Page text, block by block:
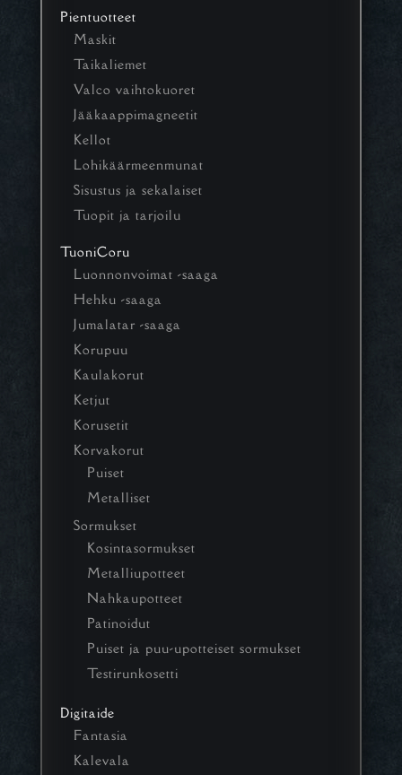
Pientuotteet
Maskit
Taikaliemet
Valco vaihtokuoret
Jääkaappimagneetit
Kellot
Lohikäärmeenmunat
Sisustus ja sekalaiset
Tuopit ja tarjoilu
TuoniCoru
Luonnonvoimat -saaga
Hehku -saaga
Jumalatar -saaga
Korupuu
Kaulakorut
Ketjut
Korusetit
Korvakorut
Puiset
Metalliset
Sormukset
Kosintasormukset
Metalliupotteet
Nahkaupotteet
Patinoidut
Puiset ja puu-upotteiset sormukset
Testirunkosetti
Digitaide
Fantasia
Kalevala